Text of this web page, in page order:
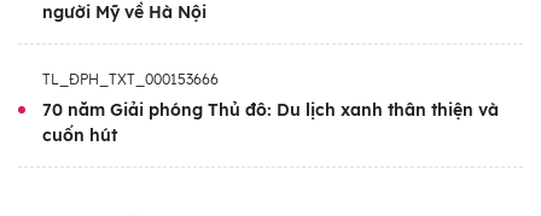
người Mỹ về Hà Nội
TL_ĐPH_TXT_000153666
70 năm Giải phóng Thủ đô: Du lịch xanh thân thiện và
cuốn hút